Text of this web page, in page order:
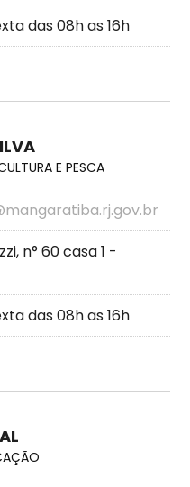
das 08h as 16h
E PESCA
n° 60 casa 1 -
das 08h as 16h